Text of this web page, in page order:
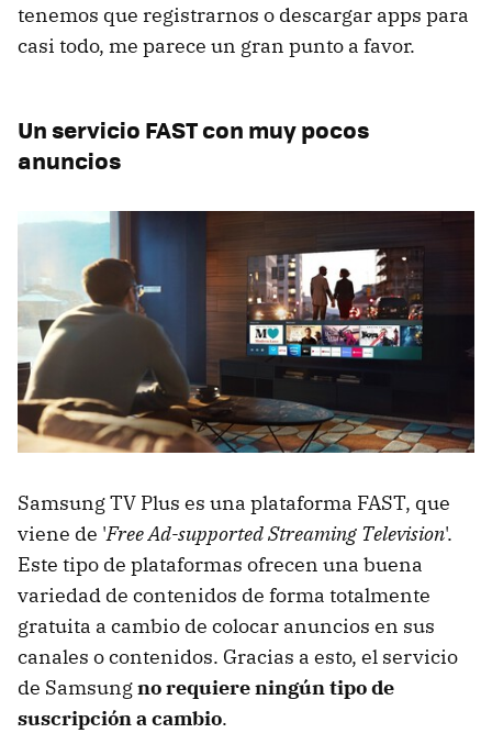
tenemos que registrarnos o descargar apps para
casi todo, me parece un gran punto a favor.
Un servicio FAST con muy pocos
anuncios
Samsung TV Plus es una plataforma FAST, que
viene de 'Free Ad-supported Streaming Television'.
Este tipo de plataformas ofrecen una buena
variedad de contenidos de forma totalmente
gratuita a cambio de colocar anuncios en sus
canales o contenidos. Gracias a esto, el servicio
de Samsungno requiere ningún tipo de
suscripción a cambio.